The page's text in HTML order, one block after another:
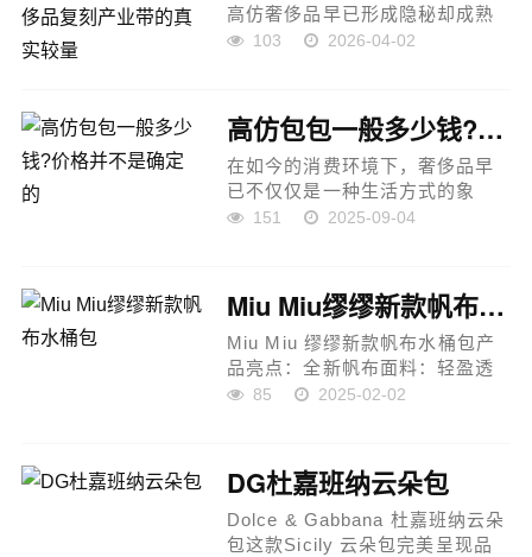
高仿奢侈品早已形成隐秘却成熟
的分工体系。从南方的广州到北
现出明显差异。若以行业内部...
103 2026-04-02
高仿包包一般多少钱?价格并不是确定的
在如今的消费环境下，奢侈品早
已不仅仅是一种生活方式的象
征，更是一种身份与品位的体
甚至几十万元，并不是所有人都
能轻...
151 2025-09-04
Miu Miu缪缪新款帆布水桶包
Miu Miu 缪缪新款帆布水桶包产
品亮点：全新帆布面料：轻盈透
气，延续上一季的慵懒与性感风
滑，柔软舒适，与帆布材质的结
合更显...
85 2025-02-02
DG杜嘉班纳云朵包
Dolce & Gabbana 杜嘉班纳云朵
包这款Sicily 云朵包完美呈现品